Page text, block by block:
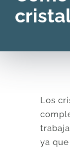
CONTACTO
Carrito
Los
ya